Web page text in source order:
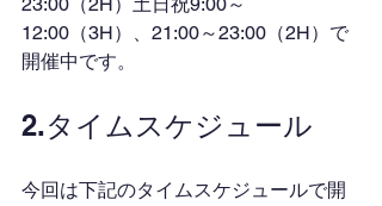
12:00（3H）、21:00～23:00（2H）で
開催中です。
2.タイムスケジュール
今回は下記のタイムスケジュールで開